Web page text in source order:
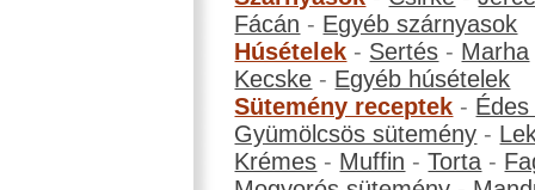
Fácán - Egyéb szárnyasok
Húsételek - Sertés - Marha
Kecske - Egyéb húsételek
Sütemény receptek -
Gyümölcsös sütemény -
Krémes - Muffin -Torta -